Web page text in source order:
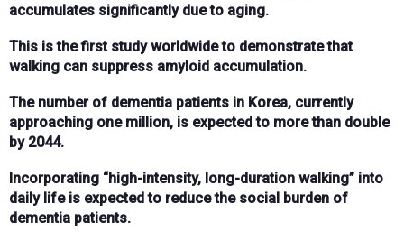
accumulates significantly due to aging.
This is the first study worldwide to demonstrate that
walking can suppress amyloid accumulation.
The number of dementia patients in Korea, currently
approaching one million, is expected to more than double
by 2044.
Incorporating “high-intensity, long-duration walking” into
daily life is expected to reduce the social burden of
dementia patients.